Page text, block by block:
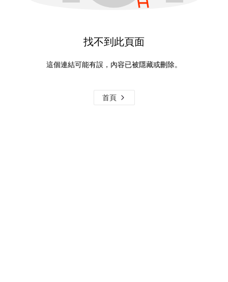
找不到此頁面
這個連結可能有誤，內容已被隱藏或刪除。
首頁